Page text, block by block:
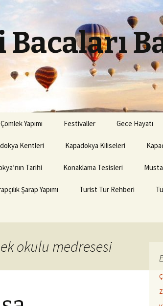
Yapımı Festivaller Gece Hayatı
Kentleri Kapadokya Kiliseleri
Tarihi Konaklama Tesisleri
Şarap Yapımı Turist Tur Rehberi
okulu medresesi